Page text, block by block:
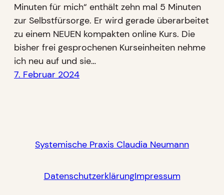
Minuten für mich“ enthält zehn mal 5 Minuten
zur Selbstfürsorge. Er wird gerade überarbeitet
zu einem NEUEN kompakten online Kurs. Die
bisher frei gesprochenen Kurseinheiten nehme
ich neu auf und sie…
7. Februar 2024
Systemische Praxis Claudia Neumann
DatenschutzerklärungImpressum